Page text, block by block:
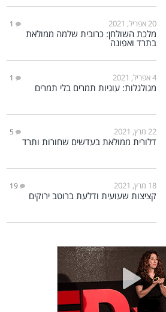
20 אפריל, 2021 1
מלכת השולחן: כרובית שלמה ממולאת
בתרד ואפונה
4 אפריל, 2021 1
מגולגלות: עוגיות תמרים בלי תמרים
22 מרץ, 2021 5
דלורית ממולאת בעדשים שחורות ותרד
18 מרץ, 2021 19
קציצות שעועית ודלעת ברוטב ירוקים